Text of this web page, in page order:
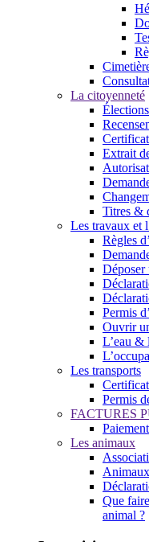
La citoyenneté
Élections
Extrait
Titres &
Les travaux et
Règles
Déposer
Permis
Ouvrir
L’eau &
Les transports
Permis
FACTURES
Les animaux
Que
animal ?